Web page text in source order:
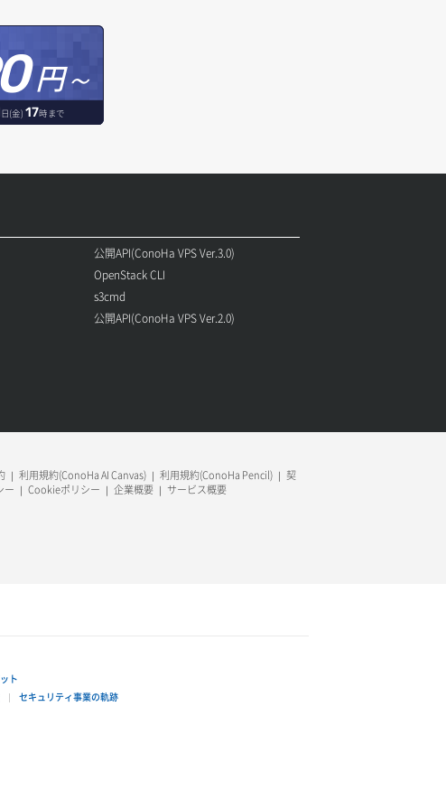
円～
日(金) 17時まで
公開API(ConoHa VPS Ver.3.0)
OpenStack CLI
s3cmd
公開API(ConoHa VPS Ver.2.0)
利用規約(ConoHa AI Canvas) 利用規約(ConoHa Pencil)
契
ー Cookieポリシー 企業概要 サービス概要
ト
セキュリティ事業の軌跡